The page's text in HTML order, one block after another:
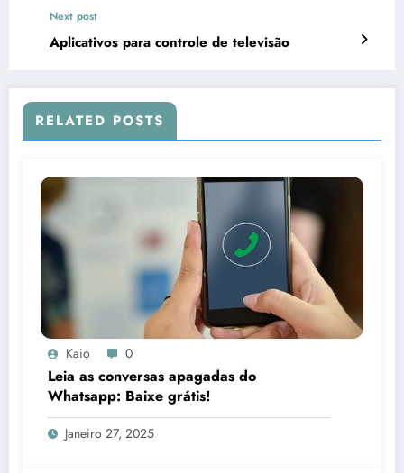
Next post
Aplicativos para controle de televisão
RELATED POSTS
Kaio 0
Leia as conversas apagadas do
Whatsapp: Baixe grátis!
Janeiro 27, 2025